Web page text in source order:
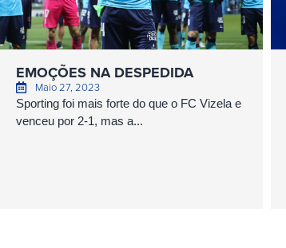
EMOÇÕES NA DESPEDIDA
Maio 27, 2023
Sporting foi mais forte do que o FC Vizela e
venceu por 2-1, mas a...